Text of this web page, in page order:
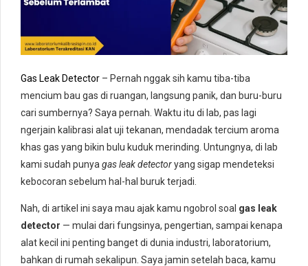
Gas Leak Detector – Pernah nggak sih kamu tiba-tiba
mencium bau gas di ruangan, langsung panik, dan buru-buru
cari sumbernya? Saya pernah. Waktu itu di lab, pas lagi
ngerjain kalibrasi alat uji tekanan, mendadak tercium aroma
khas gas yang bikin bulu kuduk merinding. Untungnya, di lab
kami sudah punya gas leak detectoryang sigap mendeteksi
kebocoran sebelum hal-hal buruk terjadi.
Nah, di artikel ini saya mau ajak kamu ngobrol soal gas leak
detector — mulai dari fungsinya, pengertian, sampai kenapa
alat kecil ini penting banget di dunia industri, laboratorium,
bahkan di rumah sekalipun. Saya jamin setelah baca, kamu